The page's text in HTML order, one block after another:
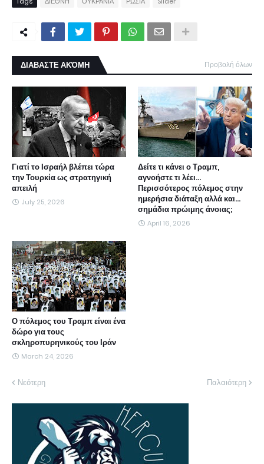
ΔΙΑΒΑΣΤΕ ΑΚΌΜΗ Προβολή όλων
Γιατί το Ισραήλ βλέπει τώρα
την Τουρκία ως στρατηγική
απειλή
July 25, 2026
Δείτε τι κάνει ο Τραμπ,
αγνοήστε τι λέει...
Περισσότερος πόλεμος στην
ημερήσια διάταξη αλλά και...
σημάδια πρώιμης άνοιας;
April 16, 2026
Ο πόλεμος του Τραμπ είναι ένα
δώρο για τους
σκληροπυρηνικούς του Ιράν
March 24, 2026
Νεότερη Παλαιότερη